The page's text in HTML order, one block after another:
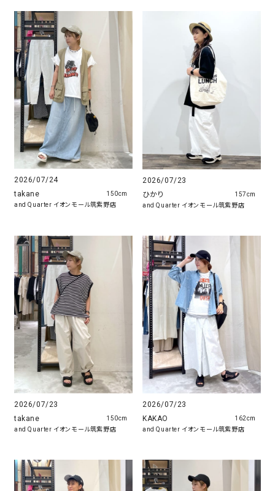
2026/07/24
takane
and Quarter イオンモール筑紫野店
150cm
2026/07/23
ひかり
and Quarter イオンモール筑紫野店
157cm
2026/07/23
takane
and Quarter イオンモール筑紫野店
150cm
2026/07/23
KAKAO
and Quarter イオンモール筑紫野店
162cm